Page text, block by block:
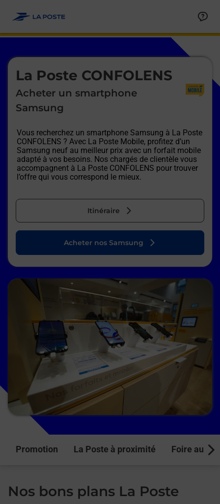
La Poste CONFOLENS
Acheter un smartphone
Samsung
Vous recherchez un smartphone Samsung à La Poste
CONFOLENS ? Avec La Poste Mobile, profitez d’un
Samsung neuf au meilleur prix avec un forfait mobile
adapté à vos besoins. Nos chargés de clientèle vous
accompagnent à La Poste CONFOLENS pour trouver
l’offre qui vous correspond le mieux.
Itinéraire
Le lien s'ouvre dans un nouvel onglet
Acheter nos Samsung
Promotion La Poste à proximité Foire aux
Nos bons plans La Poste